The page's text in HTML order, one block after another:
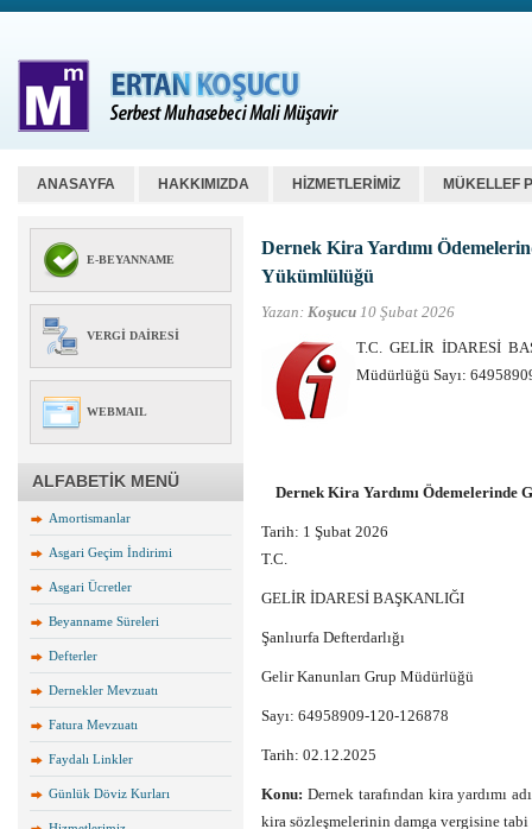
ANASAYFA HAKKIMIZDA HİZMETLERİMİZ MÜKELLEF
E-BEYANNAME
VERGI DAIRESI
WEBMAIL
ALFABETİK MENÜ
Amortismanlar
Asgari Geçim İndirimi
Asgari Ücretler
Beyanname Süreleri
Defterler
Dernekler Mevzuatı
Fatura Mevzuatı
Faydalı Linkler
Günlük Döviz Kurları
Dernek Kira Yardımı
Yükümlülüğü
Yazan: Koşucu 10 Şubat 2026
T.C. GELİR İDARESİ
Müdürlüğü Sayı:
Dernek Kira Yardımı Ödemelerinde
Tarih: 1 Şubat 2026
T.C.
GELİR İDARESİ BAŞKANLIĞI
Şanlıurfa Defterdarlığı
Gelir Kanunları Grup Müdürlüğü
Sayı: 64958909-120-126878
Tarih: 02.12.2025
Konu: Dernek tarafından kira yardımı
kira sözleşmelerinin damga vergisine tabi